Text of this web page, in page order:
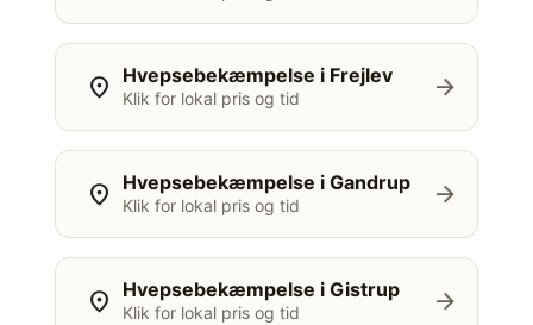
location_on Hvepsebekæmpelse i Frejlev
Klik for lokal pris og tid arrow_forward
location_on Hvepsebekæmpelse i Gandrup
Klik for lokal pris og tid arrow_forward
location_on Hvepsebekæmpelse i Gistrup
Klik for lokal pris og tid arrow_forward